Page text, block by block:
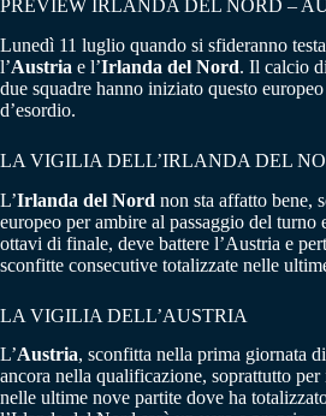
PREVIEW IRLANDA DEL NORD –
Lunedì 11 luglio quando si sfideranno
l’Austria e l’Irlanda del Nord. Il calcio
due squadre hanno iniziato questo
d’esordio.
LA VIGILIA DELL’IRLANDA DEL
L’Irlanda del Nord non sta affatto bene,
europeo per ambire al passaggio del turno
ottavi di finale, deve battere l’Austria e
sconfitte consecutive totalizzate nelle
LA VIGILIA DELL’AUSTRIA
L’Austria, sconfitta nella prima giornata
ancora nella qualificazione, soprattutto
nelle ultime nove partite dove ha